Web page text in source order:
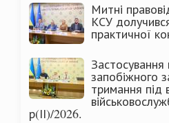
Митні
КСУ
практичної
запобіжного
тримання
р(ІІ)/2026.